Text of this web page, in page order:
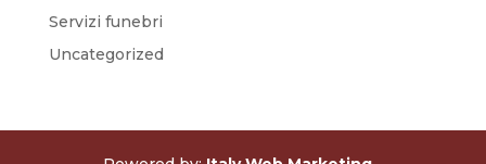
Servizi funebri
Uncategorized